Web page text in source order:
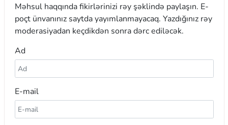
Məhsul haqqında fikirlərinizi rəy şəklində paylaşın. E-
poçt ünvanınız saytda yayımlanmayacaq. Yazdığınız rəy
moderasiyadan keçdikdən sonra dərc ediləcək.
Ad
E-mail